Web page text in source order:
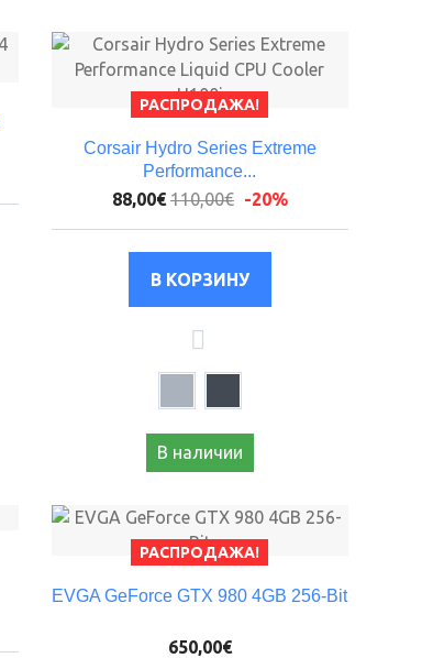
РАСПРОДАЖА!
Corsair Hydro Series Extreme
Performance...
88,00€ 110,00€ -20%
В наличии
РАСПРОДАЖА!
EVGA GeForce GTX 980 4GB 256-Bit
650,00€